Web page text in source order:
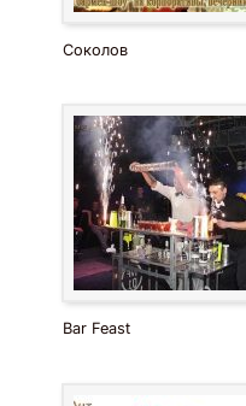
Соколов
Bar Feast